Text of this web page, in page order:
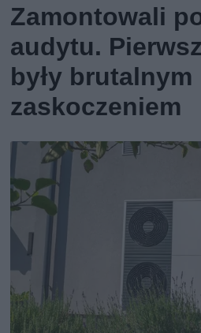
Zamontowali
audytu.
były brutalnym
zaskoczeniem